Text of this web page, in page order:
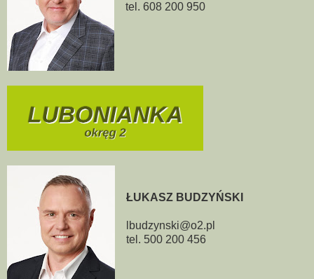
tel. 608 200 950
ŁUKASZ BUDZYŃSKI
lbudzynski@o2.pl
tel. 500 200 456